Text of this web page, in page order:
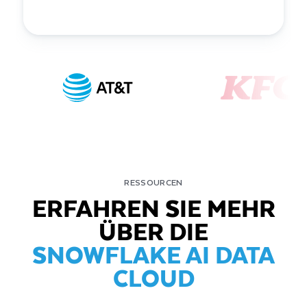
RESSOURCEN
ERFAHREN SIE MEHR
ÜBER DIE
SNOWFLAKE AI DATA
CLOUD